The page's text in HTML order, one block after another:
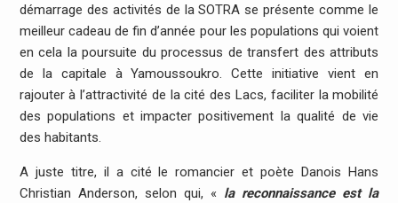
démarrage des activités de la SOTRA se présente comme le
meilleur cadeau de fin d’année pour les populations qui voient
en cela la poursuite du processus de transfert des attributs
de la capitale à Yamoussoukro. Cette initiative vient en
rajouter à l’attractivité de la cité des Lacs, faciliter la mobilité
des populations et impacter positivement la qualité de vie
des habitants.
A juste titre, il a cité le romancier et poète Danois Hans
Christian Anderson, selon qui, « la reconnaissance est la